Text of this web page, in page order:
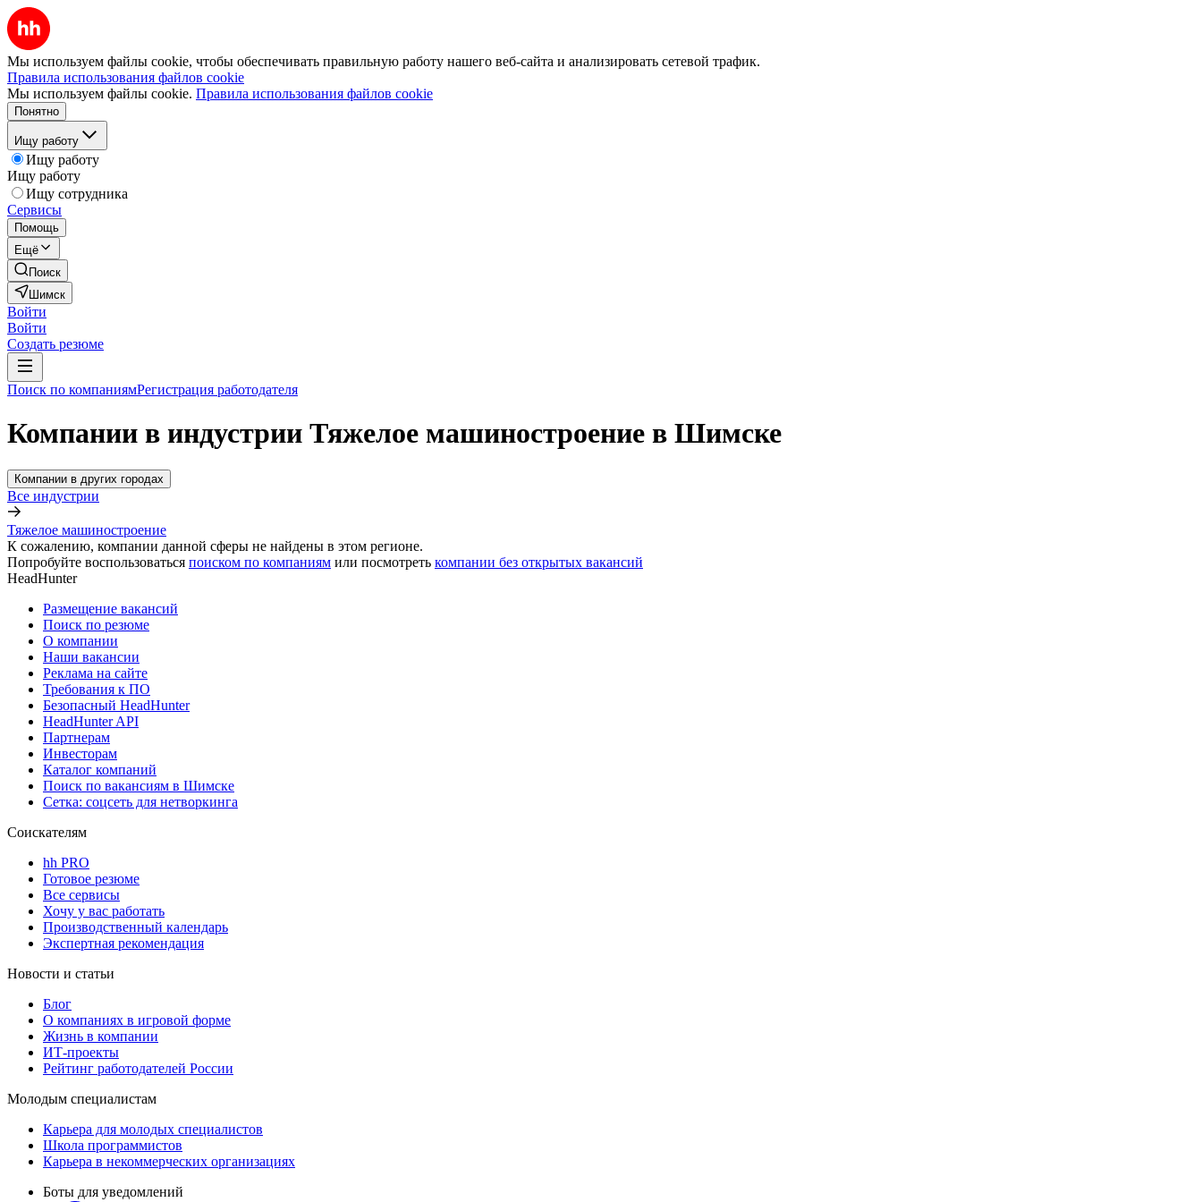
Мы используем файлы cookie, чтобы обеспечивать правильную работу нашего веб-сайта и анализировать сетевой трафик.
Правила использования файлов cookie
Мы используем файлы cookie. Правила использования файлов cookie
Понятно
Ищу работу
Ищу работу
Ищу работу
Ищу сотрудника
Сервисы
Помощь
Ещё
Поиск
Шимск
Войти
Войти
Создать резюме
Поиск по компаниямРегистрация работодателя
Компании в индустрии Тяжелое машиностроение в Шимске
Компании в других городах
Все индустрии
Тяжелое машиностроение
К сожалению, компании данной сферы не найдены в этом регионе.
Попробуйте воспользоваться поиском по компаниям или посмотреть компании без открытых вакансий
HeadHunter
Размещение вакансий
Поиск по резюме
О компании
Наши вакансии
Реклама на сайте
Требования к ПО
Безопасный HeadHunter
HeadHunter API
Партнерам
Инвесторам
Каталог компаний
Поиск по вакансиям в Шимске
Сетка: соцсеть для нетворкинга
Соискателям
hh PRO
Готовое резюме
Все сервисы
Хочу у вас работать
Производственный календарь
Экспертная рекомендация
Новости и статьи
Блог
О компаниях в игровой форме
Жизнь в компании
ИТ-проекты
Рейтинг работодателей России
Молодым специалистам
Карьера для молодых специалистов
Школа программистов
Карьера в некоммерческих организациях
Боты для уведомлений